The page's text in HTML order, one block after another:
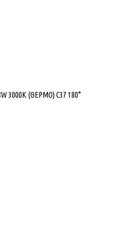
3000K (ΘΕΡΜΟ) C37 180°